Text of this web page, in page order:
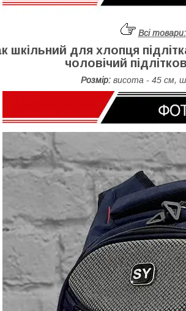
Всі товари:
шкільний для хлопця
чоловічий
Розмір: висота - 45 см,